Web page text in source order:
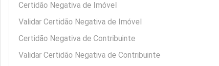
Certidão Negativa de Imóvel
Validar Certidão Negativa de Imóvel
Certidão Negativa de Contribuinte
Validar Certidão Negativa de Contribuinte